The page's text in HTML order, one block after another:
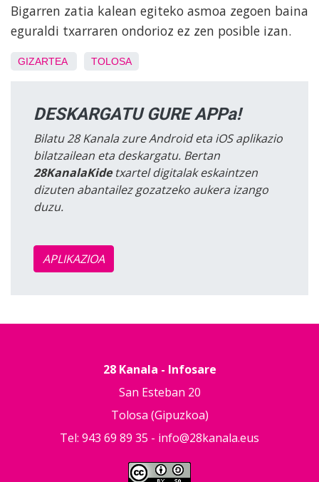
Bigarren zatia kalean egiteko asmoa zegoen baina
eguraldi txarraren ondorioz ez zen posible izan.
GIZARTEA TOLOSA
DESKARGATU GURE APPa!
Bilatu 28 Kanala zure Android eta iOS aplikazio
bilatzailean eta deskargatu. Bertan
28KanalaKidetxartel digitalak eskaintzen
dizuten abantailez gozatzeko aukera izango
duzu.
APLIKAZIOA
28 Kanala - Infosare
San Esteban 20
Tolosa (Gipuzkoa)
Tel: 943 69 89 35 - info@28kanala.eus